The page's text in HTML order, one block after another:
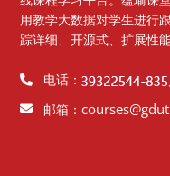
用教学大数据对学生进行
踪详细、开源式、扩展性
电话：
邮箱：